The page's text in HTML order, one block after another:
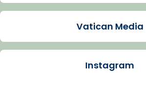
Mons. Sergi Gordo, bisbe de
Santes de Mataró.
🔗tinyurl.com/cvu5jmbk
Vatican Media
Instagram